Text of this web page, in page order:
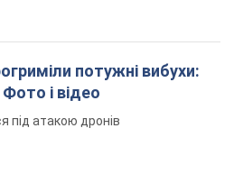
потужні вибухи:
і відео
під атакою дронів